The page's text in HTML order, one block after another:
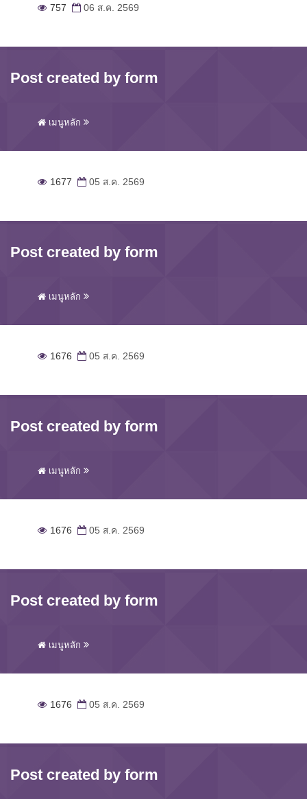
757 06 ส.ค. 2569
Post created by form
เมนูหลัก
1677 05 ส.ค. 2569
Post created by form
เมนูหลัก
1676 05 ส.ค. 2569
Post created by form
เมนูหลัก
1676 05 ส.ค. 2569
Post created by form
เมนูหลัก
1676 05 ส.ค. 2569
Post created by form